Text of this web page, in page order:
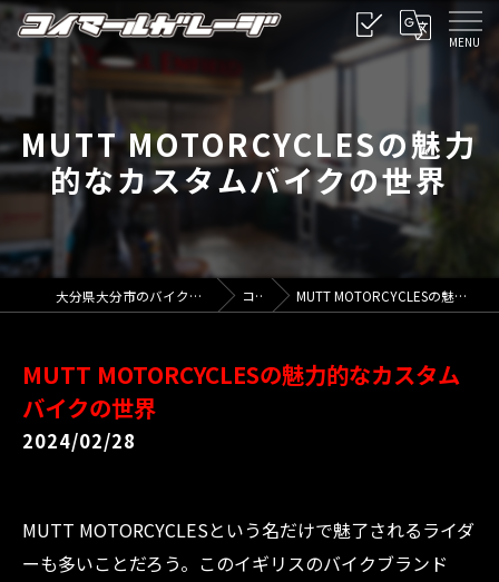
MUTT MOTORCYCLESの魅力
的なカスタムバイクの世界
大分県大分市のバイクならコイマールガレージ コラム MUTT MOTORCYCLESの魅力的なカスタムバイクの世界
MUTT MOTORCYCLESの魅力的なカスタム
バイクの世界
2024/02/28
MUTT MOTORCYCLESという名だけで魅了されるライダ
ーも多いことだろう。このイギリスのバイクブランド